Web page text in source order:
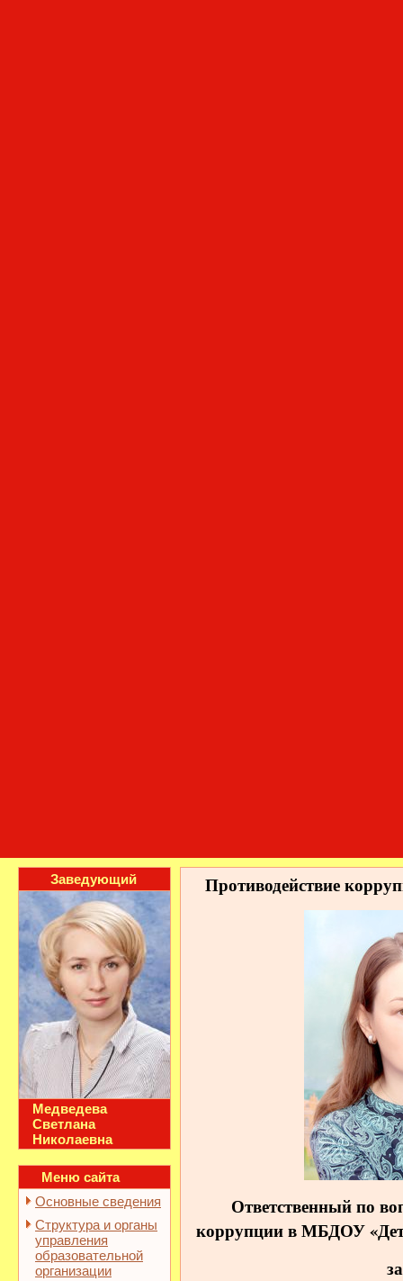
Заведующий
Медведева
Светлана
Николаевна
Меню сайта
Основные сведения
Структура и органы
управления
образовательной
организации
Противодействие
Ответственный по
коррупции в МБДОУ